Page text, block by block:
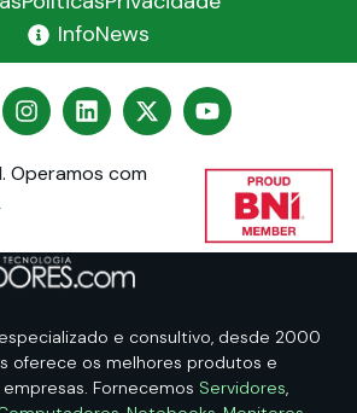
InfoNews
Operamos com
e consultivo, desde 2000
oferece os melhores produtos e
Fornecemos Servidores